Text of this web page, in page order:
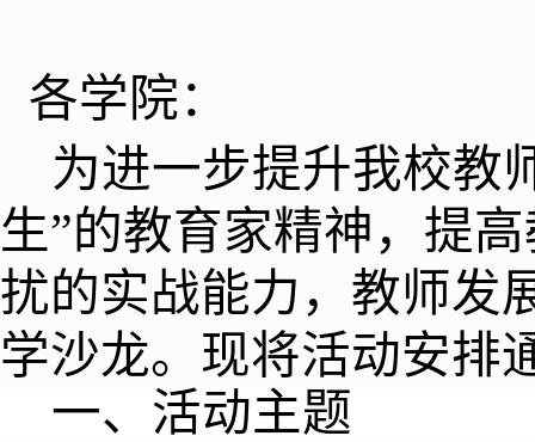
各学院：
为进一步提升我校教
生”的教育家精神， 提
扰的实战能力， 教师发
学沙龙。现将活动安排
一、活动主题